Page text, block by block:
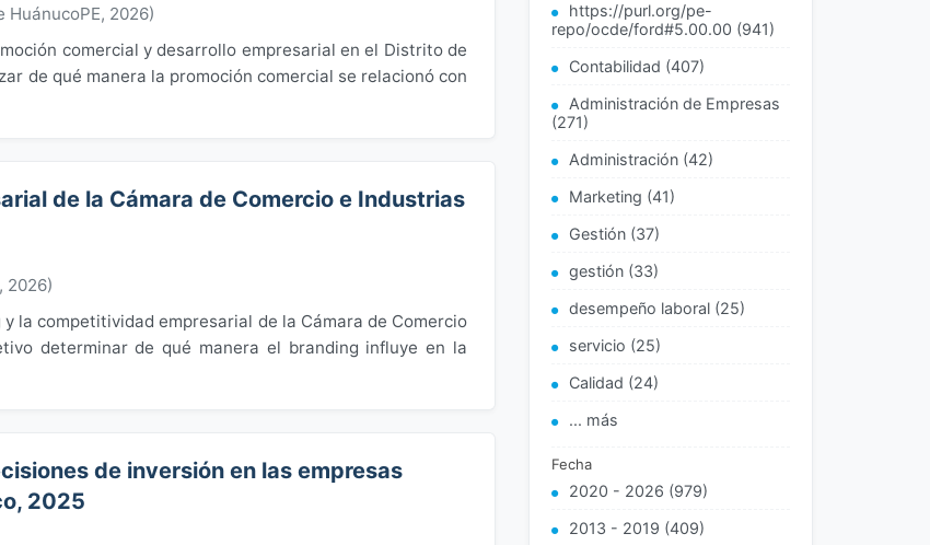
HuánucoPE, 2026)
comercial y desarrollo empresarial en el Distrito de
de qué manera la promoción comercial se relacionó con
de la Cámara de Comercio e Industrias
, 2026)
la competitividad empresarial de la Cámara de Comercio
determinar de qué manera el branding influye en la
de inversión en las empresas
2025
https://purl.org/pe-
repo/ocde/ford#5.00.00 (941)
Contabilidad (407)
Administración de Empresas
(271)
Administración (42)
Marketing (41)
Gestión (37)
gestión (33)
desempeño laboral (25)
servicio (25)
Calidad (24)
... más
Fecha
2020 - 2026 (979)
2013 - 2019 (409)